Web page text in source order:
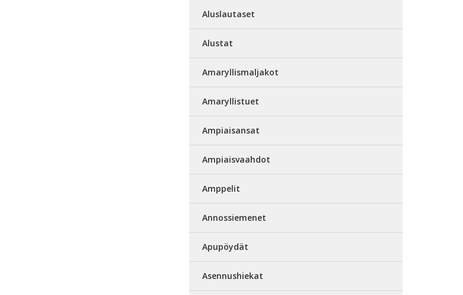
Aluslautaset
Alustat
Amaryllismaljakot
Amaryllistuet
Ampiaisansat
Ampiaisvaahdot
Amppelit
Annossiemenet
Apupöydät
Asennushiekat